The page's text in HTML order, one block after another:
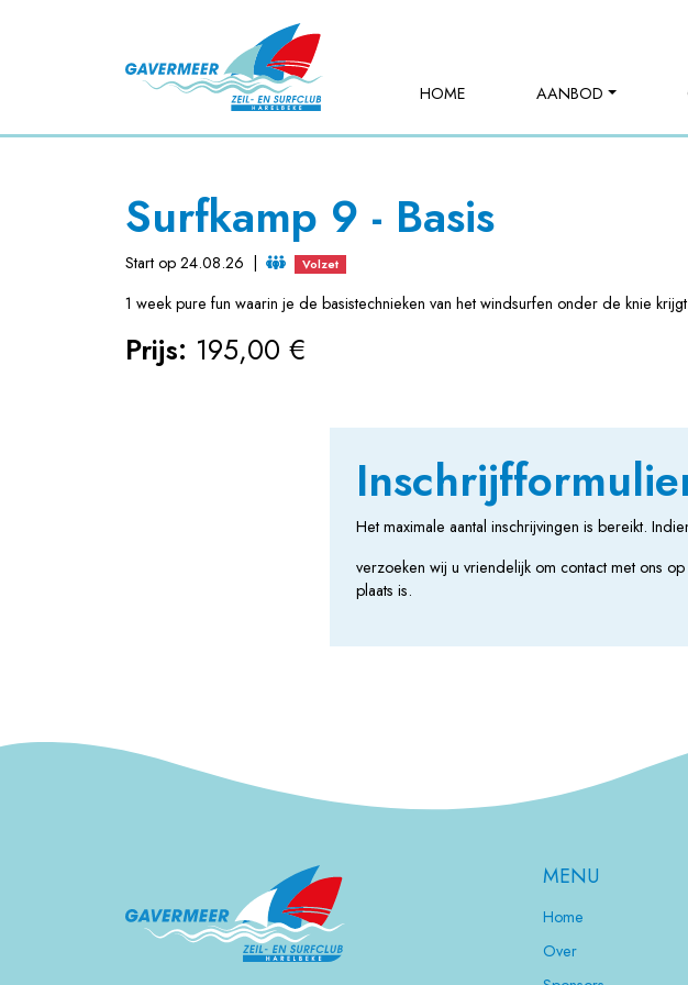
HOME AANBOD
Surfkamp 9 - Basis
Start op 24.08.26 Volzet
1 week pure fun waarin je de basistechnieken van het windsurfen onder de knie
Prijs: 195,00 €
Het maximale aantal inschrijvingen is bereikt.
verzoeken wij u vriendelijk om contact met ons
plaats is.
MENU
Home
Over